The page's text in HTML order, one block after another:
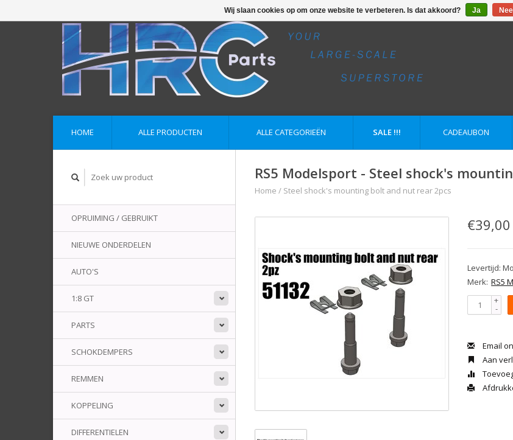
HOME ALLE PRODUCTEN ALLE CATEGORIEËN SALE !!! CADEAUBON
OPRUIMING / GEBRUIKT
NIEUWE ONDERDELEN
AUTO'S
1:8 GT
PARTS
SCHOKDEMPERS
REMMEN
KOPPELING
DIFFERENTIELEN
RS5 Modelsport - Steel shock's
Home / Steel shock's mounting bolt and nut rear 2pcs
€39,00
Levertijd:
Merk: RS5
+
-
Email
Aan
Wij slaan cookies op om onze website te verbeteren. Is dat akkoord? Ja Nee